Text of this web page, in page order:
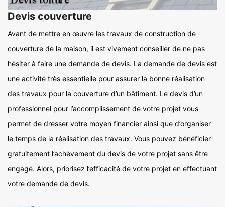
Devis couverture
Avant de mettre en œuvre les travaux de construction de
couverture de la maison, il est vivement conseiller de ne pas
hésiter à faire une demande de devis. La demande de devis est
une activité très essentielle pour assurer la bonne réalisation
des travaux pour la couverture d’un bâtiment. Le devis d’un
professionnel pour l’accomplissement de votre projet vous
permet de dresser votre moyen financier ainsi que d’organiser
le temps de la réalisation des travaux. Vous pouvez bénéficier
gratuitement l’achèvement du devis de votre projet sans être
engagé. Alors, priorisez l’efficacité de votre projet en effectuant
votre demande de devis.